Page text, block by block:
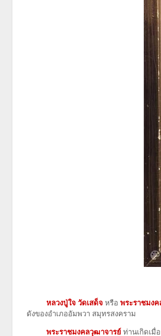
หลวงปู่ใจ วัดเสด็จ หรือ พระราชมง
ดังของอำเภออัมพวา สมุทรสงคราม
พระราชมงคลวุฒาจารย์ ท่านเกิดเ